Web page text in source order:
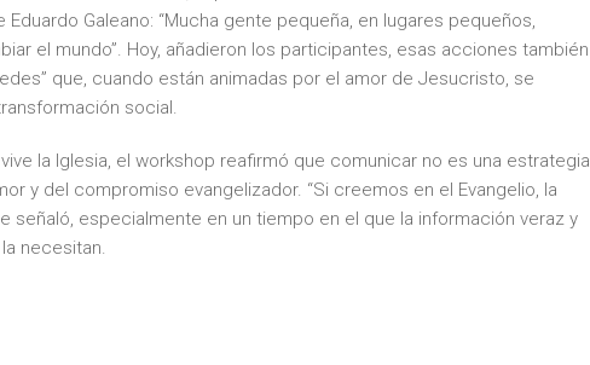
Galeano: “Mucha gente pequeña, en lugares pequeños,
el mundo”. Hoy, añadieron los participantes, esas acciones también
que, cuando están animadas por el amor de Jesucristo, se
social.
la Iglesia, el workshop reafirmó que comunicar no es una estrategia
y del compromiso evangelizador. “Si creemos en el Evangelio, la
señaló, especialmente en un tiempo en el que la información veraz y
necesitan.